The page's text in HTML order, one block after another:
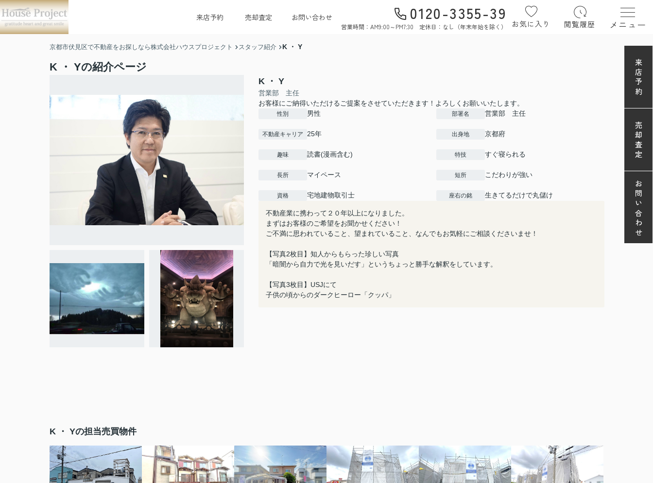
来店予約 売却査定 お問い合わせ 0120-3355-39
営業時間：AM9:00～PM7:30 定休日：なし（年末年始を除く） お気に入り 閲覧履歴 メニュー
京都市伏見区で不動産をお探しなら株式会社ハウスプロジェクト スタッフ紹介 K ・ Y
K ・ Yの紹介ページ
K ・ Y
営業部 主任
お客様にご納得いただけるご提案をさせていただきます！よろしくお願いいたします。
性別 男性 部署名 営業部 主任
不動産キャリア 25年 出身地 京都府
趣味 読書(漫画含む) 特技 すぐ寝られる
長所 マイペース 短所 こだわりが強い
資格 宅地建物取引士 座右の銘 生きてるだけで丸儲け
不動産業に携わって２０年以上になりました。
まずはお客様のご希望をお聞かせください！
ご不満に思われていること、望まれていること、なんでもお気軽にご相談くださいませ！
【写真2枚目】知人からもらった珍しい写真
「暗闇から自力で光を見いだす」というちょっと勝手な解釈をしています。
【写真3枚目】USJにて
子供の頃からのダークヒーロー「クッパ」
K ・ Yの担当売買物件
来店予約
売却査定
お問い合わせ